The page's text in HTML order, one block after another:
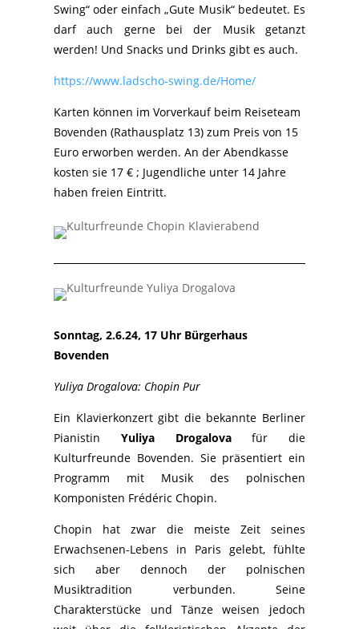
Swing“ oder einfach „Gute Musik“ bedeutet. Es
darf auch gerne bei der Musik getanzt
werden! Und Snacks und Drinks gibt es auch.
https://www.ladscho-swing.de/Home/
Karten können im Vorverkauf beim Reiseteam
Bovenden (Rathausplatz 13) zum Preis von 15
Euro erworben werden. An der Abendkasse
kosten sie 17 € ; Jugendliche unter 14 Jahre
haben freien Eintritt.
Sonntag, 2.6.24, 17 Uhr Bürgerhaus
Bovenden
Yuliya Drogalova: Chopin Pur
Ein Klavierkonzert gibt die bekannte Berliner
Pianistin
Yuliya Drogalova
für die
Kulturfreunde Bovenden. Sie präsentiert ein
Programm mit Musik des polnischen
Komponisten Frédéric Chopin.
Chopin hat zwar die meiste Zeit seines
Erwachsenen-Lebens in Paris gelebt, fühlte
sich aber dennoch der polnischen
Musiktradition verbunden. Seine
Charakterstücke und Tänze weisen jedoch